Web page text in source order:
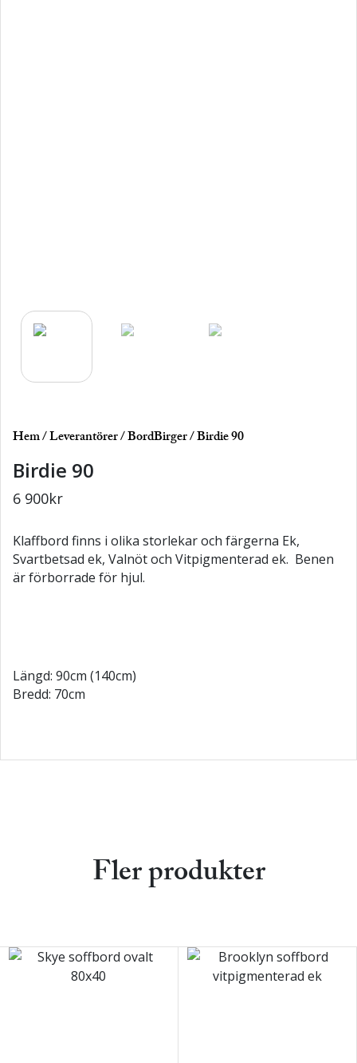
Hem/Leverantörer/BordBirger/ Birdie 90
Birdie 90
6 900kr
Klaffbord finns i olika storlekar och färgerna Ek,
Svartbetsad ek, Valnöt och Vitpigmenterad ek. Benen
är förborrade för hjul.
Längd: 90cm (140cm)
Bredd: 70cm
Fler produkter